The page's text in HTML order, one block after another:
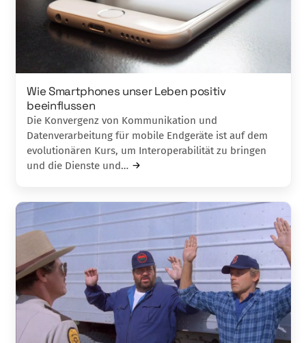
Wie Smartphones unser Leben positiv
beeinflussen
Die Konvergenz von Kommunikation und
Datenverarbeitung für mobile Endgeräte ist auf dem
evolutionären Kurs, um Interoperabilität zu bringen
und die Dienste und…